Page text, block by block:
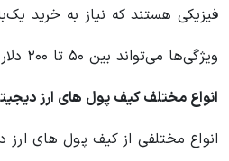
فیزیکی هستند که نیاز به خرید
ویژگی‌ها می‌تواند بین ۵۰ تا ۲۰۰ دلار متغیر باشد.
انواع مختلف کیف پول های ارز
انواع مختلفی از کیف پول های